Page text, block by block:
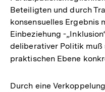
Beteiligten und durch
konsensuelles Ergebnis
Einbeziehung -
deliberativer Politik muß
praktischen Ebene
Durch eine